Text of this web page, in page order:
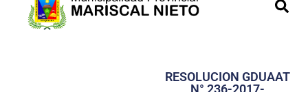
Transparencia
RESOLUCION GDUAAT
N° 236-2017-